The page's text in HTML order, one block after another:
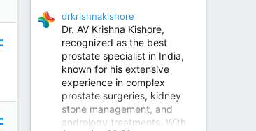
treatment, dental implants,
smile designing, cosmetic
dentistry.
Sumukha Hospital | Ear, Nose & Throat, Dental & Maxillofacial Surgery Center
www.sumukhahospitals.co
m
drkrishnakishore
Dr. AV Krishna Kishore,
recognized as the best
prostate specialist in India,
known for his extensive
experience in complex
prostate surgeries, kidney
stone management, and
andrology treatments. With